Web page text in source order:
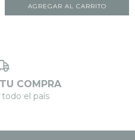
COMPRA
el país